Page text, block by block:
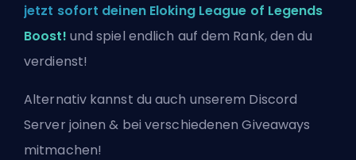
jetzt sofort deinen Eloking League of Legends
Boost! und spiel endlich auf dem Rank, den du
verdienst!
Alternativ kannst du auch unserem Discord
Server joinen & bei verschiedenen Giveaways
mitmachen!